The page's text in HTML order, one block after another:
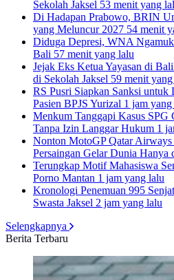
Sekolah Jaksel 53 menit yang
Di Hadapan Prabowo, BRIN
yang Meluncur 2027 54 menit
Diduga Depresi, WNA
Bali 57 menit yang lalu
Jejak Eks Ketua Yayasan di
di Sekolah Jaksel 59 menit
RS Pusri Siapkan Sanksi
Pasien BPJS Yurizal 1 jam
Menkum Tanggapi Kasus SPG
Tanpa Izin Langgar Hukum 1
Nonton MotoGP Qatar
Persaingan Gelar Dunia Hanya
Terungkap Motif Mahasiswa
Porno Mantan 1 jam yang lalu
Kronologi Penemuan 995
Swasta Jaksel 2 jam yang lalu
Selengkapnya
Berita Terbaru